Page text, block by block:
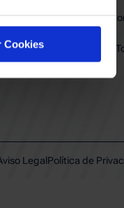
Cookies
Instagram
Youtube
| Linkedin
LegalPolítica de